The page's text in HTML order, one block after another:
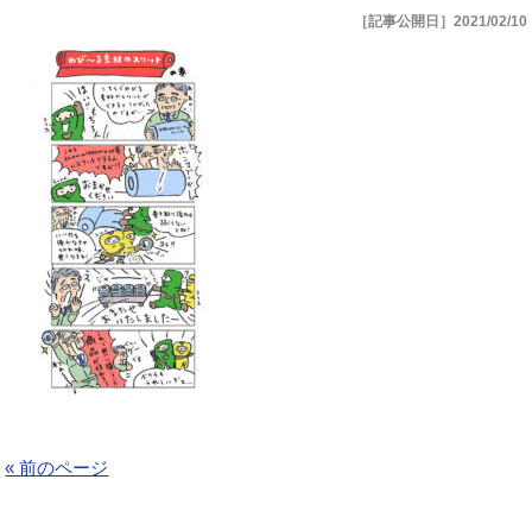
［記事公開日］2021/02/10
« 前のページ